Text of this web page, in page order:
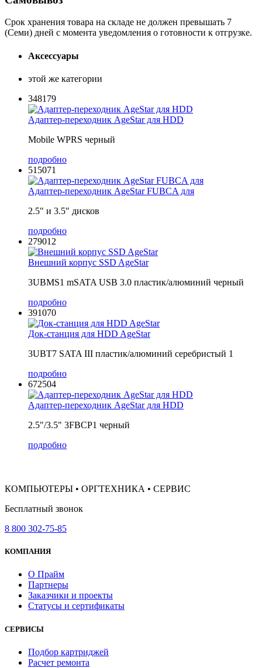
Срок хранения товара на складе не должен превышать 7
(Семи) дней с момента уведомления о готовности к отгрузке.
Аксессуары
этой же категории
348179
Адаптер-переходник AgeStar для HDD
Mobile WPRS черный
подробно
515071
Адаптер-переходник AgeStar FUBCA для
2.5" и 3.5" дисков
подробно
279012
Внешний корпус SSD AgeStar
3UBMS1 mSATA USB 3.0 пластик/алюминий черный
подробно
391070
Док-станция для HDD AgeStar
3UBT7 SATA III пластик/алюминий серебристый 1
подробно
672504
Адаптер-переходник AgeStar для HDD
2.5"/3.5" 3FBCP1 черный
подробно
КОМПЬЮТЕРЫ • ОРГТЕХНИКА • СЕРВИС
Бесплатный звонок
8 800 302-75-85
КОМПАНИЯ
О Прайм
Партнеры
Заказчики и проекты
Статусы и сертификаты
СЕРВИСЫ
Подбор картриджей
Расчет ремонта